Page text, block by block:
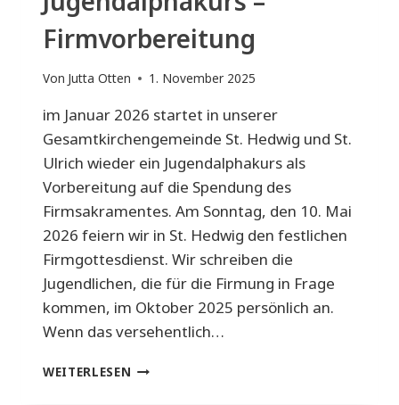
Firmvorbereitung
Von Jutta Otten 1. November 2025
im Januar 2026 startet in unserer
Gesamtkirchengemeinde St. Hedwig und St.
Ulrich wieder ein Jugendalphakurs als
Vorbereitung auf die Spendung des
Firmsakramentes. Am Sonntag, den 10. Mai
2026 feiern wir in St. Hedwig den festlichen
Firmgottesdienst. Wir schreiben die
Jugendlichen, die für die Firmung in Frage
kommen, im Oktober 2025 persönlich an.
Wenn das versehentlich…
WEITERLESEN JUGENDALPHAKURS